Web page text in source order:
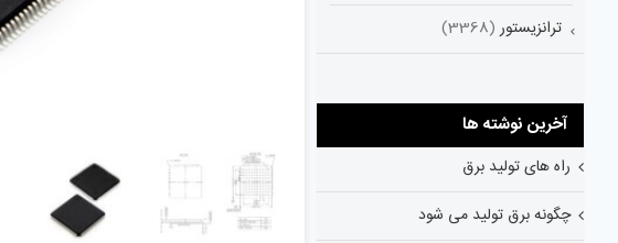
ترانزیستور (3368)
آخرین نوشته ها
راه های تولید برق
چگونه برق تولید می شود